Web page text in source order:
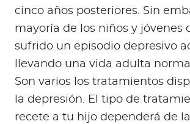
cinco años posteriores. Sin
mayoría de los niños y jóvenes
sufrido un episodio depresivo
llevando una vida adulta
Son varios los tratamientos
la depresión. El tipo de
recete a tu hijo dependerá de